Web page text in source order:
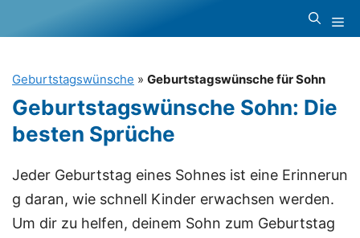
Inhalt
Geburtstagswünsche » Geburtstagswünsche für Sohn
Geburtstagswünsche Sohn: Die
besten Sprüche
Jeder Geburtstag eines Sohnes ist eine Erinnerun
g daran, wie schnell Kinder erwachsen werden.
Um dir zu helfen, deinem Sohn zum Geburtstag